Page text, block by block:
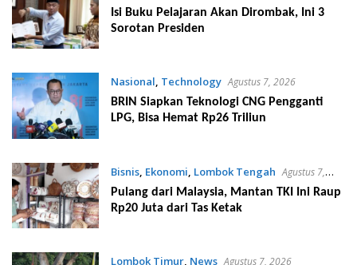
Isi Buku Pelajaran Akan Dirombak, Ini 3
Sorotan Presiden
Nasional, Technology Agustus 7, 2026
BRIN Siapkan Teknologi CNG Pengganti
LPG, Bisa Hemat Rp26 Triliun
Bisnis, Ekonomi, Lombok Tengah Agustus 7,
2026
Pulang dari Malaysia, Mantan TKI Ini Raup
Rp20 Juta dari Tas Ketak
Lombok Timur, News Agustus 7, 2026